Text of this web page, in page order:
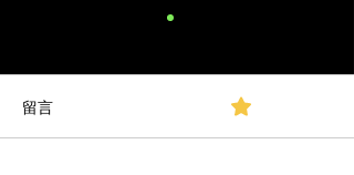
留言